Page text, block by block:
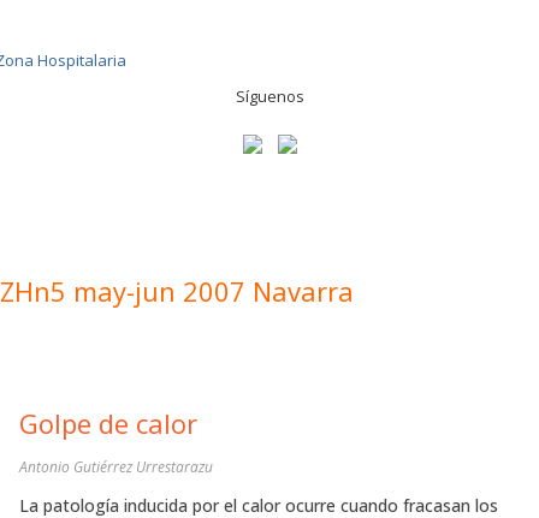
Síguenos
ZHn5 may-jun 2007 Navarra
Golpe de calor
Antonio Gutiérrez Urrestarazu
La patología inducida por el calor ocurre cuando fracasan los